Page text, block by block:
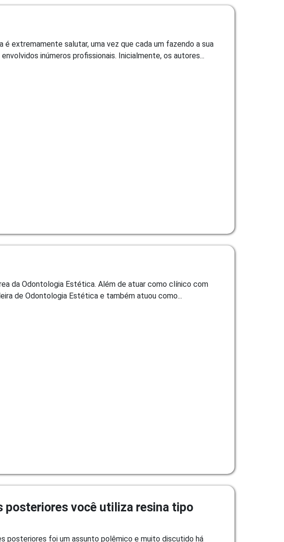
extremamente salutar, uma vez que cada um fazendo a sua
inúmeros profissionais. Inicialmente, os autores...
da Odontologia Estética. Além de atuar como clínico com
de Odontologia Estética e também atuou como...
posteriores você utiliza resina tipo
posteriores foi um assunto polêmico e muito discutido há